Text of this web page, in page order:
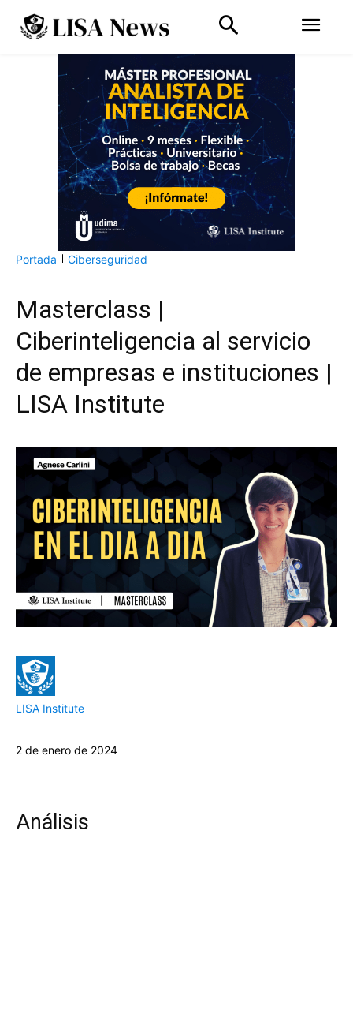
Portada Ciberseguridad
Masterclass |
Ciberinteligencia al servicio
de empresas e instituciones |
LISA Institute
LISA Institute
2 de enero de 2024
Análisis